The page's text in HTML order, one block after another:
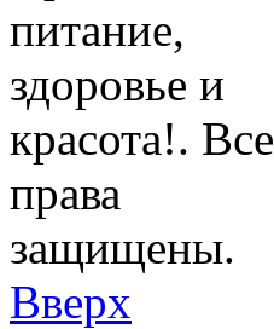
питание,
здоровье и
красота!. Все
права
защищены.
Вверх